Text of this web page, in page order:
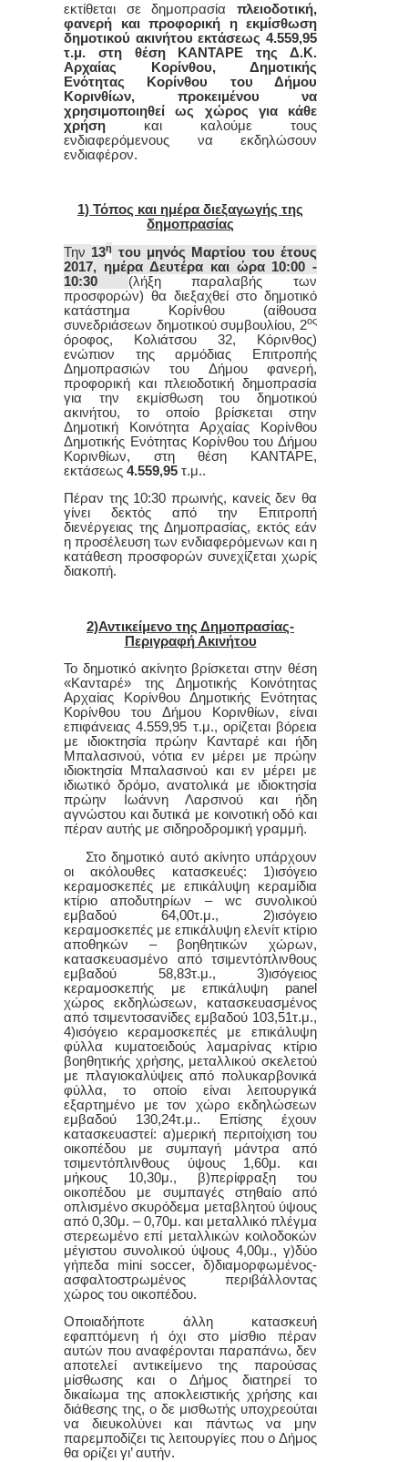
εκτίθεται σε δημοπρασία πλειοδοτική,
φανερή και προφορική η εκμίσθωση
δημοτικού ακινήτου εκτάσεως 4.559,95
τ.μ. στη θέση ΚΑΝΤΑΡΕ της Δ.Κ.
Αρχαίας Κορίνθου, Δημοτικής
Ενότητας Κορίνθου του Δήμου
Κορινθίων, προκειμένου να
χρησιμοποιηθεί ως χώρος για κάθε
χρήση
και καλούμε τους
ενδιαφερόμενους να εκδηλώσουν
ενδιαφέρον.
1) Τόπος και ημέρα διεξαγωγής της
δημοπρασίας
Την 13η του μηνός Μαρτίου του έτους
2017, ημέραΔευτέρα και ώρα 10:00 -
10:30
(λήξη παραλαβής των
προσφορών) θα διεξαχθεί στο δημοτικό
κατάστημα Κορίνθου (αίθουσα
συνεδριάσεων δημοτικού συμβουλίου, 2ος
όροφος, Κολιάτσου 32, Κόρινθος)
ενώπιον της αρμόδιας
Επιτροπής
Δημοπρασιών του Δήμου φανερή,
προφορική και πλειοδοτική δημοπρασία
για την εκμίσθωση του δημοτικού
ακινήτου, το οποίο βρίσκεται στην
Δημοτική Κοινότητα Αρχαίας Κορίνθου
Δημοτικής Ενότητας Κορίνθου του Δήμου
Κορινθίων, στη θέση ΚΑΝΤΑΡΕ,
εκτάσεως 4.559,95 τ.μ..
Πέραν της 10:30 πρωινής, κανείς δεν θα
γίνει δεκτός από την Επιτροπή
διενέργειας της Δημοπρασίας, εκτός εάν
η προσέλευση των ενδιαφερόμενων και η
κατάθεση προσφορών συνεχίζεται χωρίς
διακοπή.
2)Αντικείμενο της Δημοπρασίας-
Περιγραφή Ακινήτου
Το δημοτικό ακίνητο βρίσκεται στην θέση
«Κανταρέ» της Δημοτικής Κοινότητας
Αρχαίας Κορίνθου Δημοτικής Ενότητας
Κορίνθου του Δήμου Κορινθίων, είναι
επιφάνειας 4.559,95 τ.μ., ορίζεται βόρεια
με ιδιοκτησία πρώην Κανταρέ και ήδη
Μπαλασινού, νότια εν μέρει με πρώην
ιδιοκτησία Μπαλασινού και εν μέρει με
ιδιωτικό δρόμο, ανατολικά με ιδιοκτησία
πρώην Ιωάννη Λαρσινού και ήδη
αγνώστου και δυτικά με κοινοτική οδό και
πέραν αυτής με σιδηροδρομική γραμμή.
Στο δημοτικό αυτό ακίνητο υπάρχουν
οι ακόλουθες κατασκευές: 1)ισόγειο
κεραμοσκεπές με επικάλυψη κεραμίδια
κτίριο αποδυτηρίων – wc συνολικού
εμβαδού 64,00τ.μ., 2)ισόγειο
κεραμοσκεπές με επικάλυψη ελενίτ κτίριο
αποθηκών – βοηθητικών χώρων,
κατασκευασμένο από τσιμεντόπλινθους
εμβαδού 58,83τ.μ., 3)ισόγειος
κεραμοσκεπής με επικάλυψη panel
χώρος εκδηλώσεων, κατασκευασμένος
από τσιμεντοσανίδες εμβαδού 103,51τ.μ.,
4)ισόγειο κεραμοσκεπές με επικάλυψη
φύλλα κυματοειδούς λαμαρίνας κτίριο
βοηθητικής χρήσης, μεταλλικού σκελετού
με πλαγιοκαλύψεις από πολυκαρβονικά
φύλλα, το οποίο είναι λειτουργικά
εξαρτημένο με τον χώρο εκδηλώσεων
εμβαδού 130,24τ.μ.. Επίσης έχουν
κατασκευαστεί: α)μερική περιτοίχιση του
οικοπέδου με συμπαγή μάντρα από
τσιμεντόπλινθους ύψους 1,60μ. και
μήκους 10,30μ., β)περίφραξη του
οικοπέδου με συμπαγές στηθαίο από
οπλισμένο σκυρόδεμα μεταβλητού ύψους
από 0,30μ. – 0,70μ. και μεταλλικό πλέγμα
στερεωμένο επί μεταλλικών κοιλοδοκών
μέγιστου συνολικού ύψους 4,00μ., γ)δύο
γήπεδα mini soccer, δ)διαμορφωμένος-
ασφαλτοστρωμένος περιβάλλοντας
χώρος του οικοπέδου.
Οποιαδήποτε άλλη κατασκευή
εφαπτόμενη ή όχι στο μίσθιο πέραν
αυτών που αναφέρονται παραπάνω, δεν
αποτελεί αντικείμενο της παρούσας
μίσθωσης και ο Δήμος διατηρεί το
δικαίωμα της αποκλειστικής χρήσης και
διάθεσης της, ο δε μισθωτής υποχρεούται
να διευκολύνει και πάντως να μην
παρεμποδίζει τις λειτουργίες που ο Δήμος
θα ορίζει γι’ αυτήν.